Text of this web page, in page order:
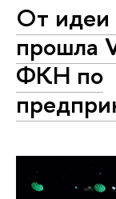
От идеи
прошла
ФКН по